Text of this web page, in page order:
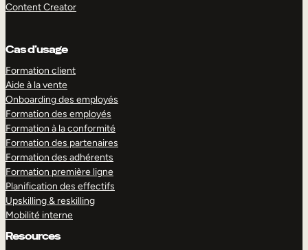
Content Creator
Cas d’usage
Formation client
Aide à la vente
Onboarding des employés
Formation des employés
Formation à la conformité
Formation des partenaires
Formation des adhérents
Formation première ligne
Planification des effectifs
Upskilling & reskilling
Mobilité interne
Resources